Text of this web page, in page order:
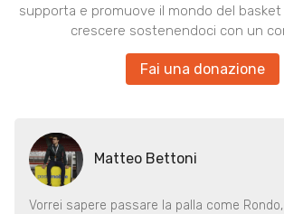
supporta e promuove il mondo del basket
crescere sostenendoci con un
Fai una donazione
Matteo Bettoni
Vorrei sapere passare la palla come